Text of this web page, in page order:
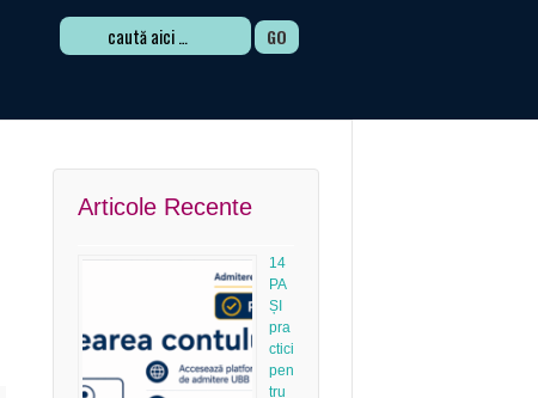
Search
for:
Articole Recente
14
PA
ȘI
pra
ctici
pen
tru